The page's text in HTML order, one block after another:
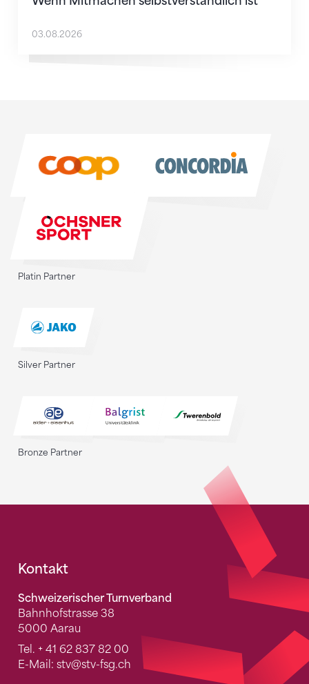
03.08.2026
Platin Partner
Silver Partner
Bronze Partner
Fusszeile
Kontakt
Schweizerischer Turnverband
Bahnhofstrasse 38
5000 Aarau
Tel. + 41 62 837 82 00
E-Mail: stv@stv-fsg.ch